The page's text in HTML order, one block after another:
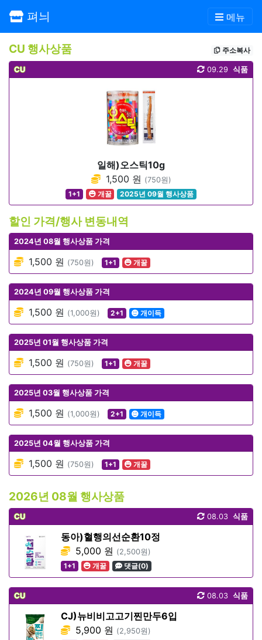
펴늬 메뉴
CU 행사상품 주소복사
CU 식품
09.29
일해)오스틱10g
1,500 원 (750원)
1+1
개꿀 2025년 09월 행사상품
할인 가격/행사 변동내역
2024년 08월 행사상품 가격
1,500 원 (750원) 1+1 개꿀
2024년 09월 행사상품 가격
1,500 원 (1,000원) 2+1 개이득
2025년 01월 행사상품 가격
1,500 원 (750원) 1+1 개꿀
2025년 03월 행사상품 가격
1,500 원 (1,000원) 2+1 개이득
2025년 04월 행사상품 가격
1,500 원 (750원) 1+1 개꿀
2026년 08월 행사상품
CU 식품
08.03
동아)혈행의선순환10정
5,000 원 (2,500원)
1+1
개꿀 댓글(0)
CU 식품
08.03
CJ)뉴비비고고기찐만두6입
5,900 원 (2,950원)